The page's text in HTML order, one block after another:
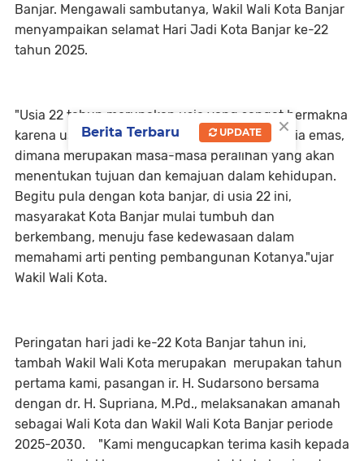
Banjar. Mengawali sambutanya, Wakil Wali Kota Banjar
menyampaikan selamat Hari Jadi Kota Banjar ke-22
tahun 2025.
"Usia 22 tahun merupakan usia yang sangat bermakna
karena usia 22 merupakan golden age atau usia emas,
dimana merupakan masa-masa peralihan yang akan
menentukan tujuan dan kemajuan dalam kehidupan.
Begitu pula dengan kota banjar, di usia 22 ini,
masyarakat Kota Banjar mulai tumbuh dan
berkembang, menuju fase kedewasaan dalam
memahami arti penting pembangunan Kotanya."ujar
Wakil Wali Kota.
Peringatan hari jadi ke-22 Kota Banjar tahun ini,
tambah Wakil Wali Kota merupakan merupakan tahun
pertama kami, pasangan ir. H. Sudarsono bersama
dengan dr. H. Supriana, M.Pd., melaksanakan amanah
sebagai Wali Kota dan Wakil Wali Kota Banjar periode
2025-2030. "Kami mengucapkan terima kasih kepada
×
Berita Terbaru UPDATE